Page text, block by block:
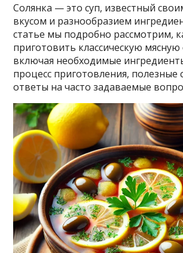
Солянка — это суп, известный
вкусом и разнообразием
статье мы подробно рассмотрим,
приготовить классическую мясную
включая необходимые
процесс приготовления, полезные
ответы на часто задаваемые